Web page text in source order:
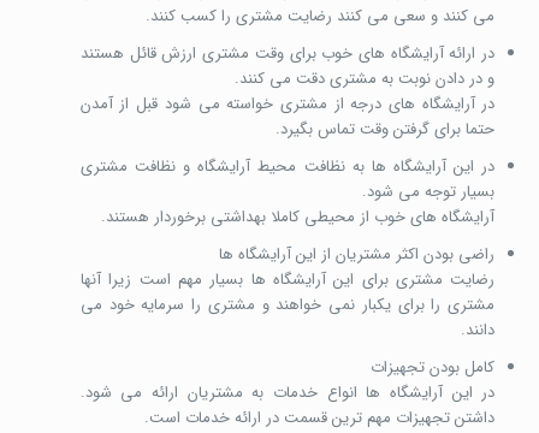
می کنند و سعی می کنند رضایت مشتری را کسب کنند.
در ارائه آرایشگاه های خوب برای وقت مشتری ارزش قائل هستند
و در دادن نوبت به مشتری دقت می کنند.
در آرایشگاه های درجه از مشتری خواسته می شود قبل از آمدن
حتما برای گرفتن وقت تماس بگیرد.
در این آرایشگاه ها به نظافت محیط آرایشگاه و نظافت مشتری
بسیار توجه می شود.
آرایشگاه های خوب از محیطی کاملا بهداشتی برخوردار هستند.
راضی بودن اکثر مشتریان از این آرایشگاه ها
رضایت مشتری برای این آرایشگاه ها بسیار مهم است زیرا آنها
مشتری را برای یکبار نمی خواهند و مشتری را سرمایه خود می
دانند.
کامل بودن تجهیزات
در این آرایشگاه ها انواع خدمات به مشتریان ارائه می شود.
داشتن تجهیزات مهم ترین قسمت در ارائه خدمات است.